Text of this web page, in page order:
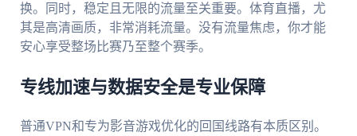
换。同时，稳定且无限的流量至关重要。体育直播，尤
其是高清画质，非常消耗流量。没有流量焦虑，你才能
安心享受整场比赛乃至整个赛季。
专线加速与数据安全是专业保障
普通VPN和专为影音游戏优化的回国线路有本质区别。